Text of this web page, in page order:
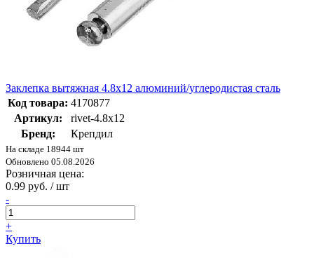
Заклепка вытяжная 4.8х12 алюминий/углеродистая сталь
Код товара: 4170877
Артикул:
rivet-4.8х12
Бренд:
Крепдил
На складе 18944 шт
Обновлено 05.08.2026
Розничная цена:
0.99 руб. / шт
-
+
Купить